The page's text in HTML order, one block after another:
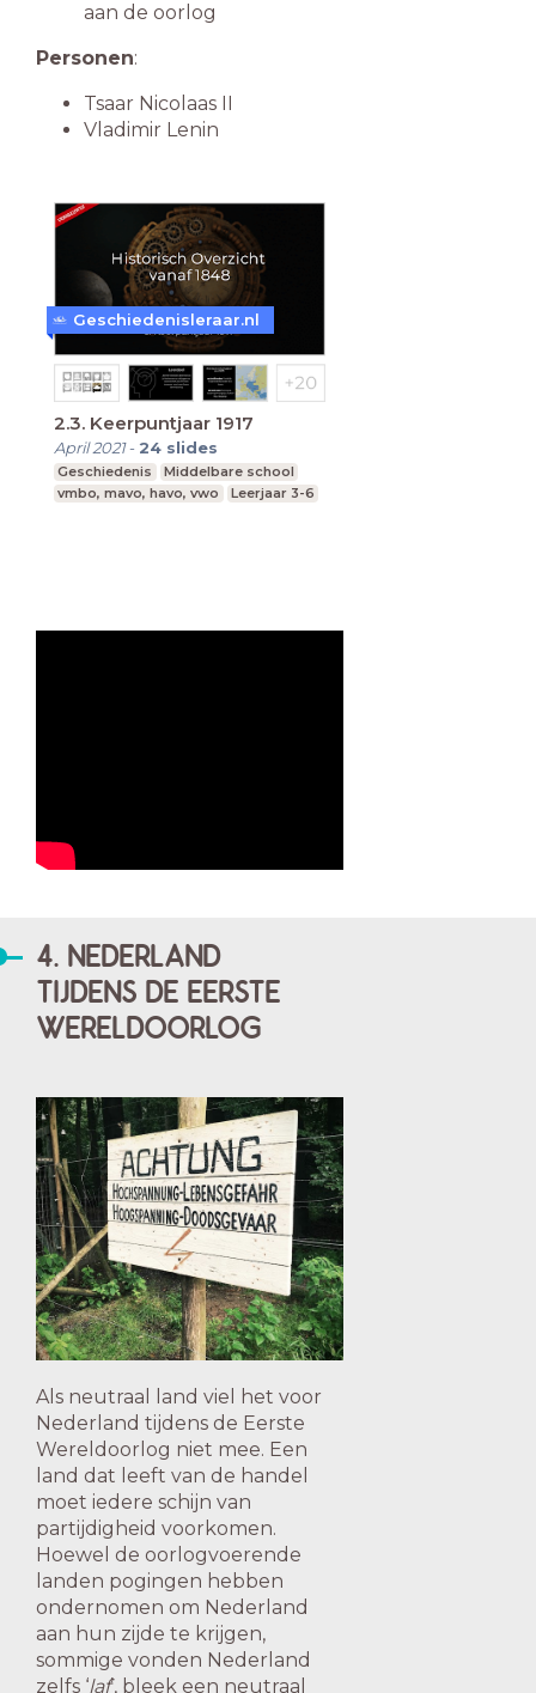
aan de oorlog
Personen:
Tsaar Nicolaas II
Vladimir Lenin
2.3. Keerpuntjaar 1917
April 2021- 24 slides
Geschiedenis
Middelbare school
vmbo, mavo, havo, vwo
Leerjaar 3-6
Geschiedenisleraar.nl
4. NEDERLAND
TIJDENS DE EERSTE
WERELDOORLOG
Als neutraal land viel het voor
Nederland tijdens de Eerste
Wereldoorlog niet mee. Een
land dat leeft van de handel
moet iedere schijn van
partijdigheid voorkomen.
Hoewel de oorlogvoerende
landen pogingen hebben
ondernomen om Nederland
aan hun zijde te krijgen,
sommige vonden Nederland
zelfs ‘laf’, bleek een neutraal